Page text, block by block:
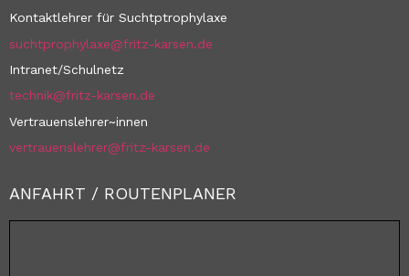
Kontaktlehrer für Suchtptrophylaxe
suchtprophylaxe@fritz-karsen.de
Intranet/Schulnetz
technik@fritz-karsen.de
Vertrauenslehrer~innen
vertrauenslehrer@fritz-karsen.de
ANFAHRT / ROUTENPLANER